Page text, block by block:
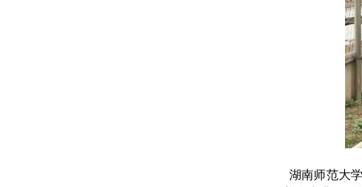
湖南师范大